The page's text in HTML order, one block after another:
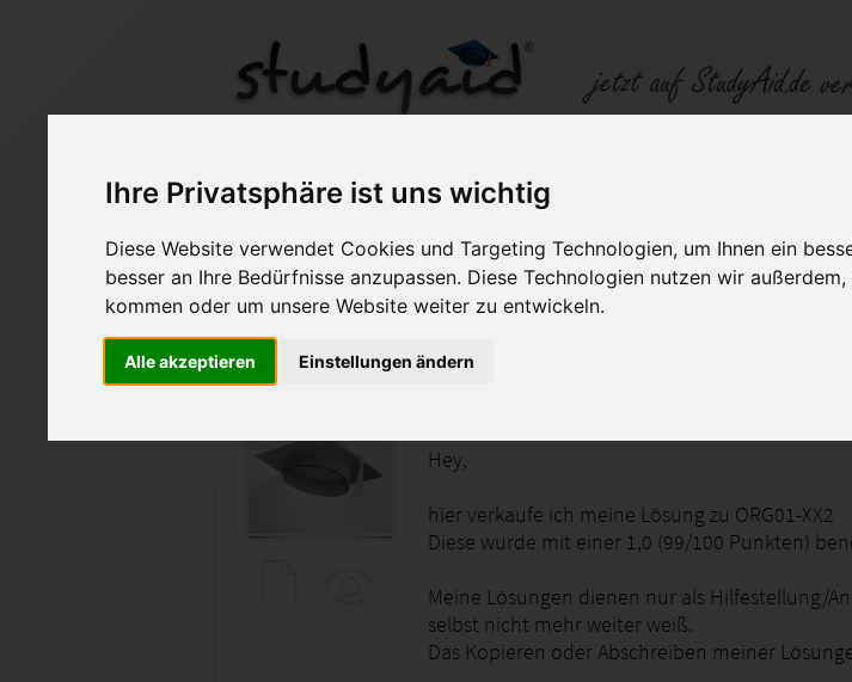
Ihre Privatsphäre ist uns wichtig
Diese Website verwendet Cookies und Targeting Technologien, um Ihnen ein
besser an Ihre Bedürfnisse anzupassen. Diese Technologien nutzen wir
kommen oder um unsere Website weiter zu entwickeln.
Alle akzeptieren Einstellungen ändern
ESA zu ORG01-XX2
Auf StudyAid.de verkaufen Kategorien
Hey,
hier verkaufe ich meine Lösung zu ORG01-XX2
Diese wurde mit einer 1,0 (99/100 Punkten)
Meine Lösungen dienen nur als Hilfestellung/
selbst nicht mehr weiter weiß.
Das Kopieren oder Abschreiben meiner